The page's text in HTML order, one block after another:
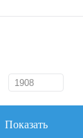
Показать